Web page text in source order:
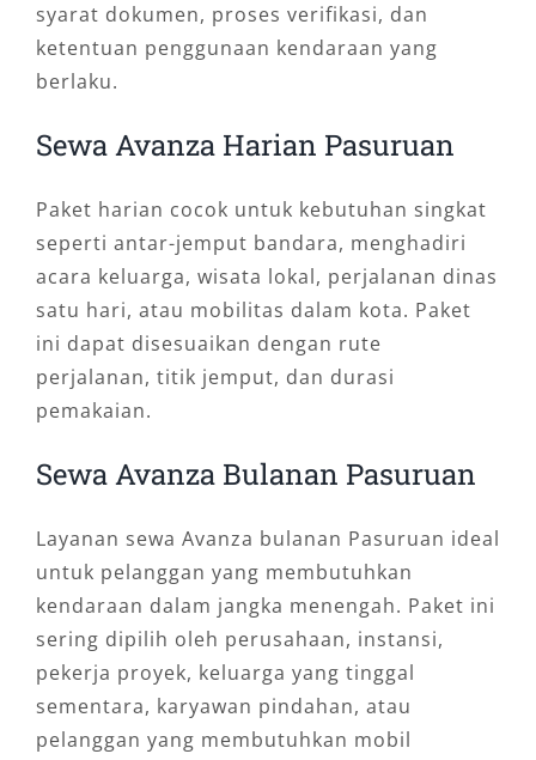
syarat dokumen, proses verifikasi, dan
ketentuan penggunaan kendaraan yang
berlaku.
Sewa Avanza Harian Pasuruan
Paket harian cocok untuk kebutuhan singkat
seperti antar-jemput bandara, menghadiri
acara keluarga, wisata lokal, perjalanan dinas
satu hari, atau mobilitas dalam kota. Paket
ini dapat disesuaikan dengan rute
perjalanan, titik jemput, dan durasi
pemakaian.
Sewa Avanza Bulanan Pasuruan
Layanan sewa Avanza bulanan Pasuruan ideal
untuk pelanggan yang membutuhkan
kendaraan dalam jangka menengah. Paket ini
sering dipilih oleh perusahaan, instansi,
pekerja proyek, keluarga yang tinggal
sementara, karyawan pindahan, atau
pelanggan yang membutuhkan mobil